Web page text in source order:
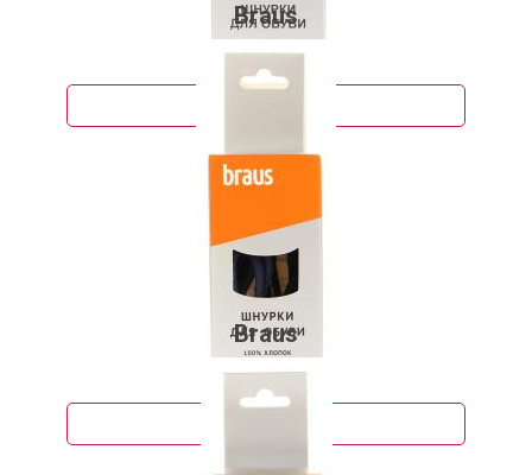
Braus
90 руб.
Braus
73 руб.